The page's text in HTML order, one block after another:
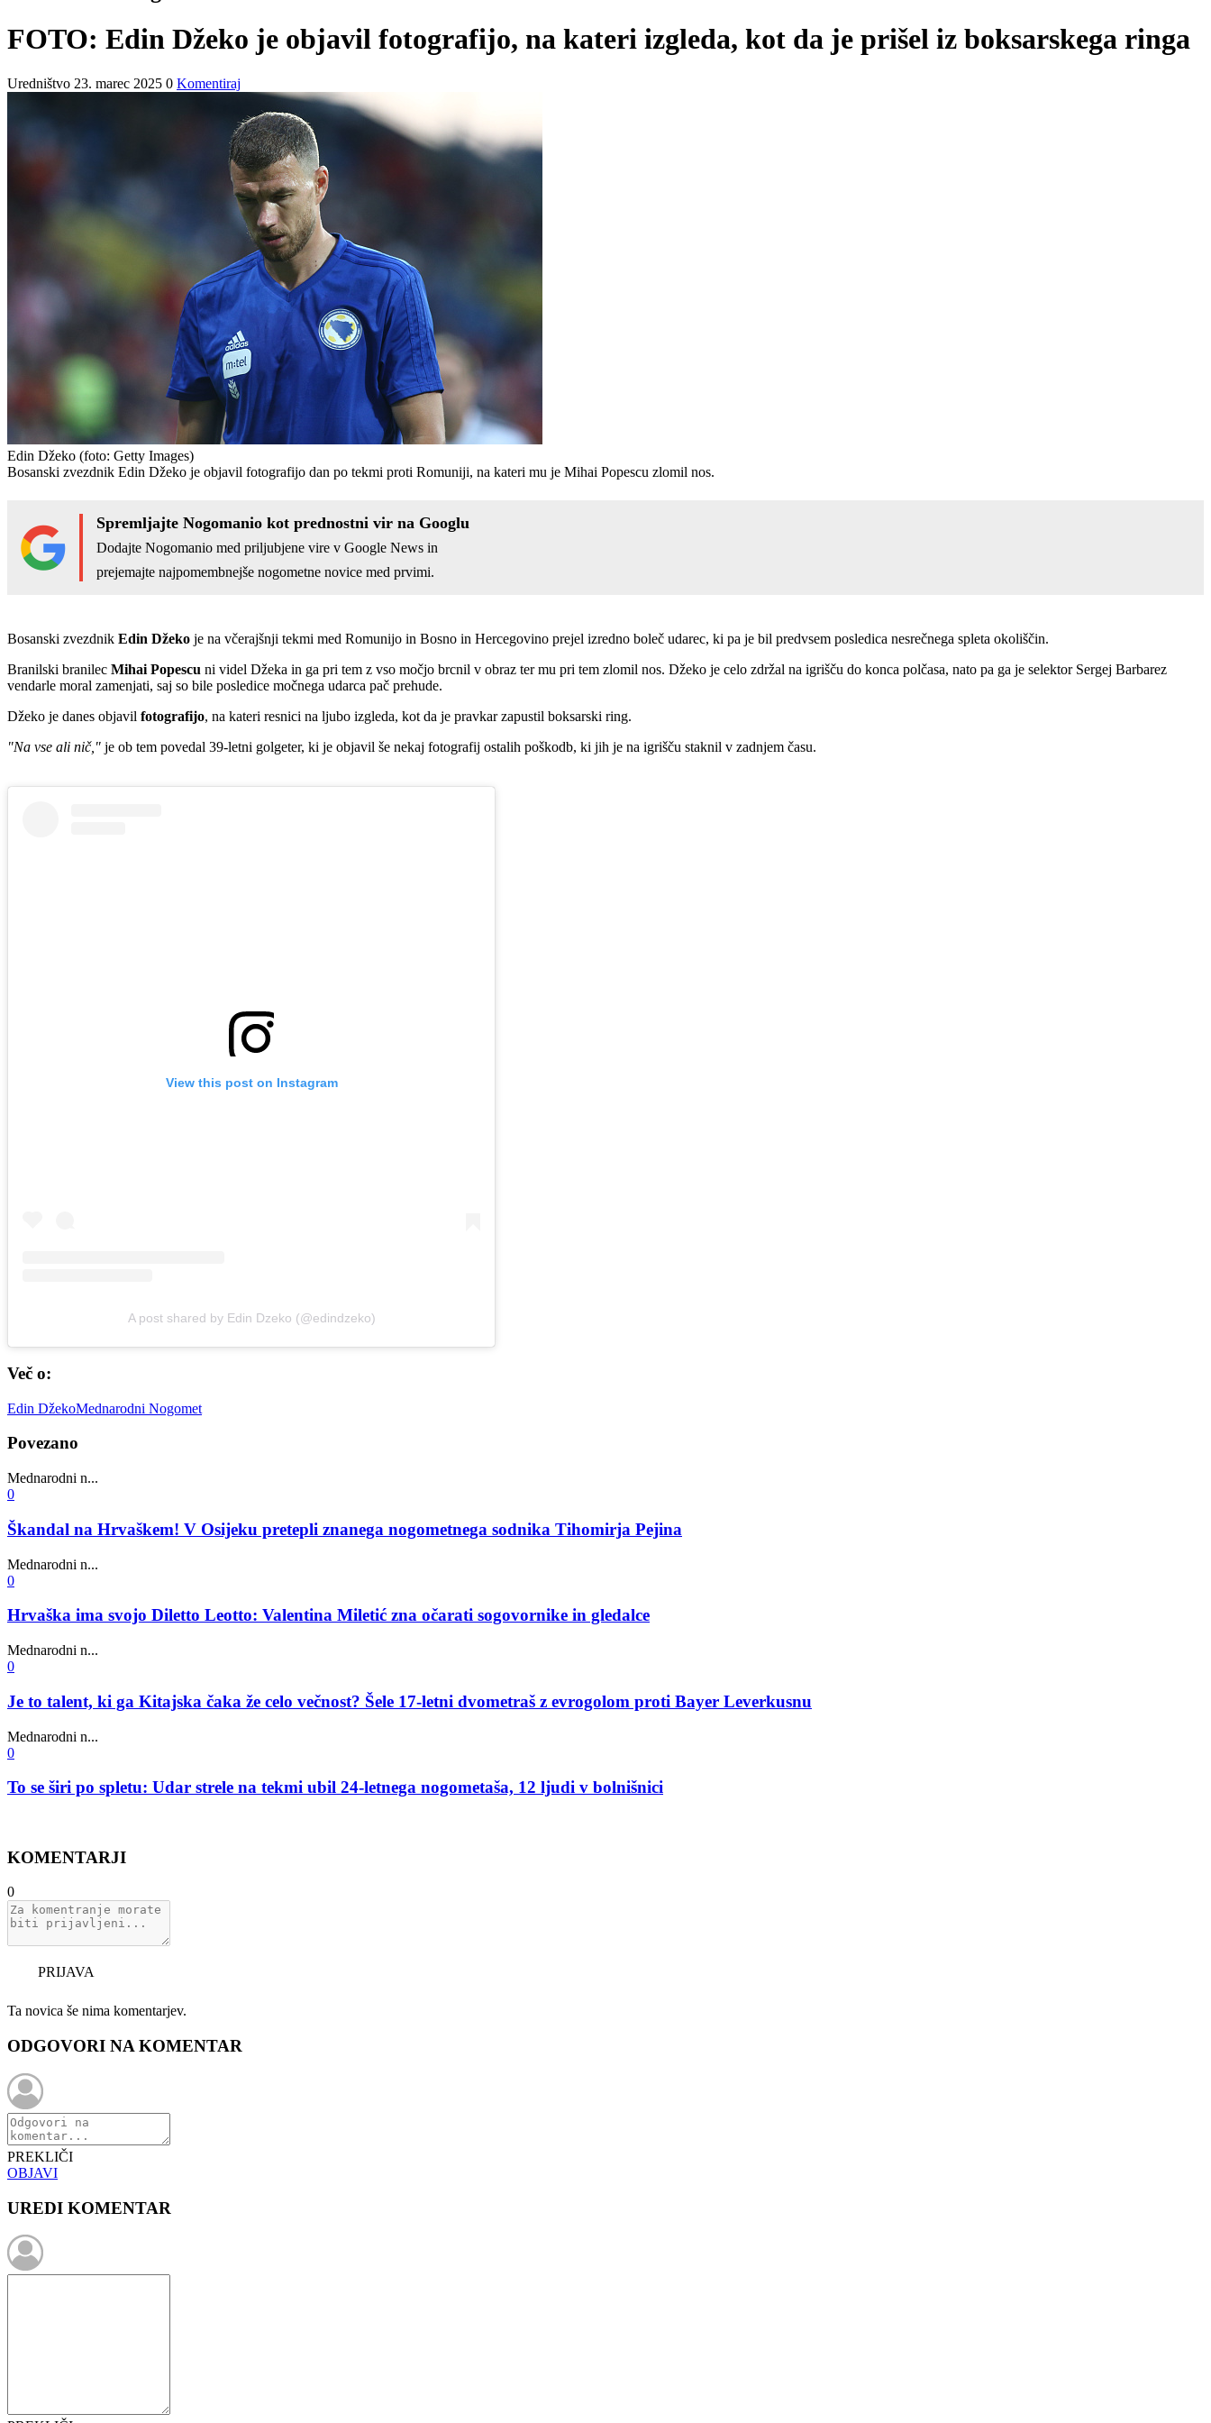
FOTO: Edin Džeko je objavil fotografijo, na kateri izgleda, kot da je prišel iz boksarskega ringa
Uredništvo 23. marec 2025 0 Komentiraj
Edin Džeko (foto: Getty Images)
Bosanski zvezdnik Edin Džeko je objavil fotografijo dan po tekmi proti Romuniji, na kateri mu je Mihai Popescu zlomil nos.
Spremljajte Nogomanio kot prednostni vir na Googlu
Dodajte Nogomanio med priljubjene vire v Google News in
prejemajte najpomembnejše nogometne novice med prvimi.
Bosanski zvezdnik Edin Džeko je na včerajšnji tekmi med Romunijo in Bosno in Hercegovino prejel izredno boleč udarec, ki pa je bil predvsem posledica nesrečnega spleta okoliščin.
Branilski branilec Mihai Popescu ni videl Džeka in ga pri tem z vso močjo brcnil v obraz ter mu pri tem zlomil nos. Džeko je celo zdržal na igrišču do konca polčasa, nato pa ga je selektor Sergej Barbarez
vendarle moral zamenjati, saj so bile posledice močnega udarca pač prehude.
Džeko je danes objavil fotografijo, na kateri resnici na ljubo izgleda, kot da je pravkar zapustil boksarski ring.
"Na vse ali nič," je ob tem povedal 39-letni golgeter, ki je objavil še nekaj fotografij ostalih poškodb, ki jih je na igrišču staknil v zadnjem času.
View this post on Instagram
A post shared by Edin Dzeko (@edindzeko)
Več o:
Edin DžekoMednarodni Nogomet
Povezano
Mednarodni n...
0
Škandal na Hrvaškem! V Osijeku pretepli znanega nogometnega sodnika Tihomirja Pejina
Mednarodni n...
0
Hrvaška ima svojo Diletto Leotto: Valentina Miletić zna očarati sogovornike in gledalce
Mednarodni n...
0
Je to talent, ki ga Kitajska čaka že celo večnost? Šele 17-letni dvometraš z evrogolom proti Bayer Leverkusnu
Mednarodni n...
0
To se širi po spletu: Udar strele na tekmi ubil 24-letnega nogometaša, 12 ljudi v bolnišnici
KOMENTARJI
0
PRIJAVA
Ta novica še nima komentarjev.
ODGOVORI NA KOMENTAR
PREKLIČI
OBJAVI
UREDI KOMENTAR